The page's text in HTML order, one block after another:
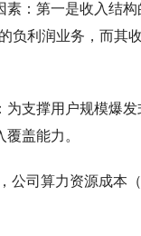
素：第一是收入结
负利润业务，而其
支撑用户规模爆
盖能力。
公司算力资源成本